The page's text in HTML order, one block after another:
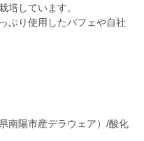
培しています。
ぷり使用したパフェや自社
南陽市産デラウェア）/酸化